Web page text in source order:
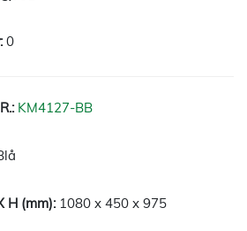
0
KM4127-BB
1080 x 450 x 975